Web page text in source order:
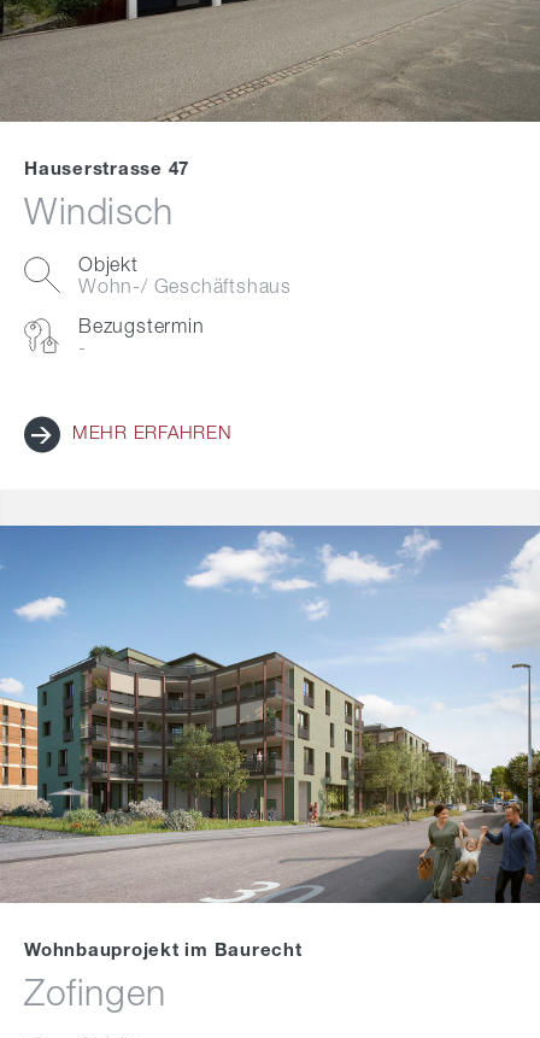
Hauserstrasse 47
Windisch
Objekt
Wohn-/ Geschäftshaus
Bezugstermin
-
MEHR ERFAHREN
Wohnbauprojekt im Baurecht
Zofingen